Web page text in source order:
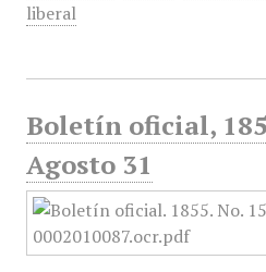
liberal
Boletín oficial,
Agosto 31